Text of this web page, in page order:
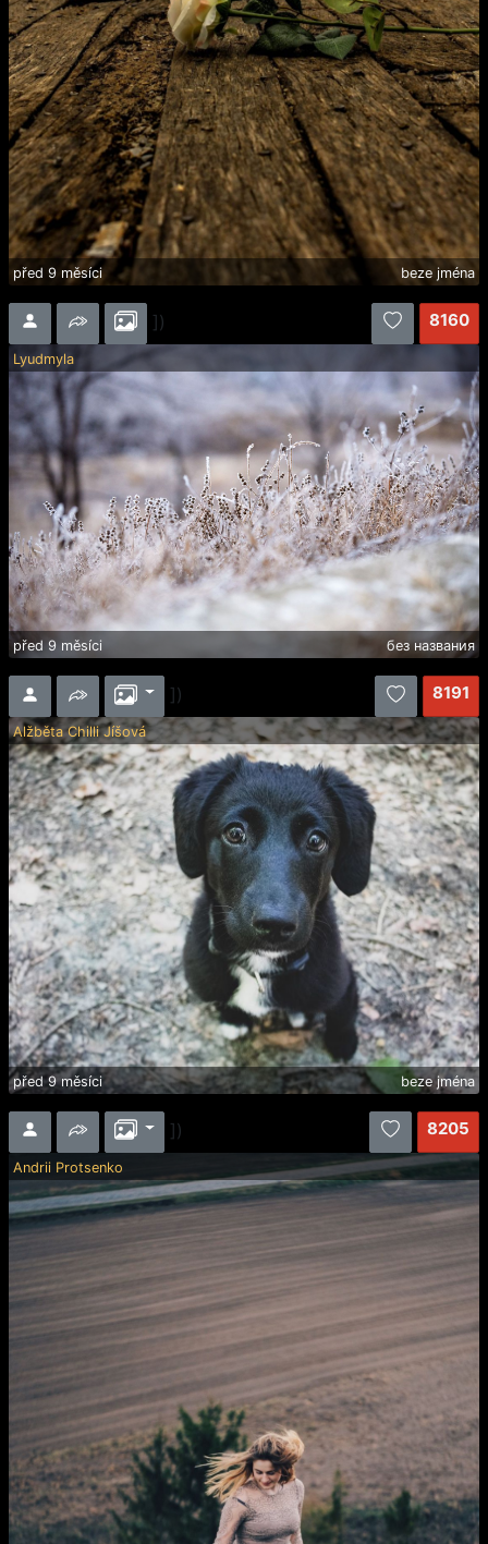
před 9 měsíci beze jména
]) 8160
Lyudmyla
před 9 měsíci без названия
]) 8191
Alžběta Chilli Jíšová
před 9 měsíci beze jména
]) 8205
Andrii Protsenko